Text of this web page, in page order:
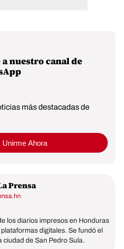
a nuestro canal de
más destacadas de
Unirme Ahora
Prensa
los diarios impresos en Honduras
digitales. Se fundó el
ciudad de San Pedro Sula.